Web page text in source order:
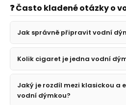
❓ Často kladené otázky o
Jak správně připravit vodní
Kolik cigaret je jedna vodní
Jaký je rozdíl mezi klasickou a
vodní dýmkou?